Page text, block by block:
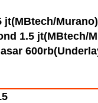
jt(MBtech/
1.5 jt(MBtech/